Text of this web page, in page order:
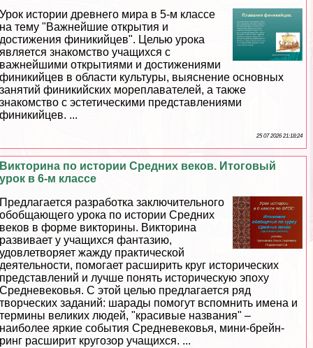
Урок истории древнего мира в 5-м классе
на тему "Важнейшие открытия и
достижения финикийцев". Целью урока
является знакомство учащихся с
важнейшими открытиями и достижениями
финикийцев в области культуры, выяснение основных
занятий финикийских мореплавателей, а также
знакомство с эстетическими представлениями
финикийцев. ...
25 07 2026 21:18:24
Викторина по истории Средних веков. Итоговый
урок в 6-м классе
Предлагается разработка заключительного
обобщающего урока по истории Средних
веков в форме викторины. Викторина
развивает у учащихся фантазию,
удовлетворяет жажду пpaктической
деятельности, помогает расширить круг исторических
представлений и лучше понять историческую эпоху
Средневековья. С этой целью предлагается ряд
творческих заданий: шарады помогут вспомнить имена и
термины великих людей, "красивые названия" –
наиболее яркие события Cредневековья, мини-брейн-
ринг расширит кругозор учащихся. ...